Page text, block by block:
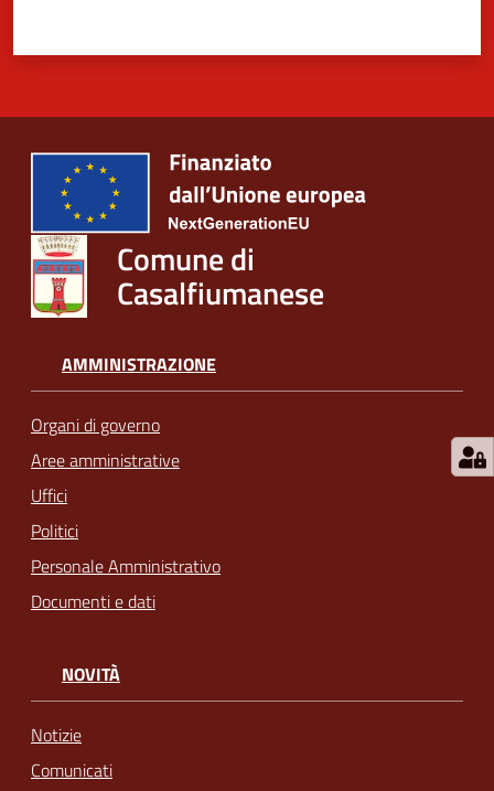
Comune di
Casalfiumanese
AMMINISTRAZIONE
Organi di governo
Aree amministrative
Uffici
Politici
Personale Amministrativo
Documenti e dati
NOVITÀ
Notizie
Comunicati